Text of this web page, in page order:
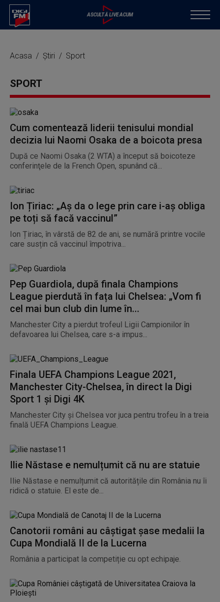
Acasa Știri Sport
SPORT
Cum comentează liderii tenisului mondial
decizia lui Naomi Osaka de a boicota presa
După ce Naomi Osaka (2 WTA) a început să boicoteze
conferinţele de la French Open, spunând că...
Ion Țiriac: „Aș da o lege prin care i-aș obliga
pe toți să facă vaccinul”
Ion Țiriac, în vârstă de 82 de ani, se numără printre vocile
care susțin că vaccinul împotriva...
Pep Guardiola, după finala Champions
League pierdută în fața lui Chelsea: „Vom fi
cel mai bun club din lume în...
Manchester City a pierdut trofeul Ligii Campionilor în
defavoarea lui Chelsea, care s-a impus...
Finala UEFA Champions League 2021,
Manchester City-Chelsea, în direct la Digi
Sport 1 și Digi 4K
Manchester City și Chelsea vor juca pentru trofeu în a treia
finală UEFA Champions League.
Ilie Năstase e nemulțumit că nu are statuie
Ilie Năstase e nemulțumit că autoritățile din România nu îi
ridică o statuie. El este de...
Canotorii români au câștigat șase medalii la
Cupa Mondială II de la Lucerna
România a participat la competiție cu opt echipaje.